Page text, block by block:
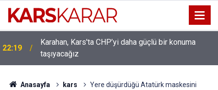
Karahan, Kars'ta CHP’yi daha güçlü bir konuma
taşıyacağız
16:15
Uludaşdemir, YENİ Parti’nin kurucu il başkanlığı
görevine getirildi
Anasayfa kars
Yere düşürdüğü Atatürk maskesini